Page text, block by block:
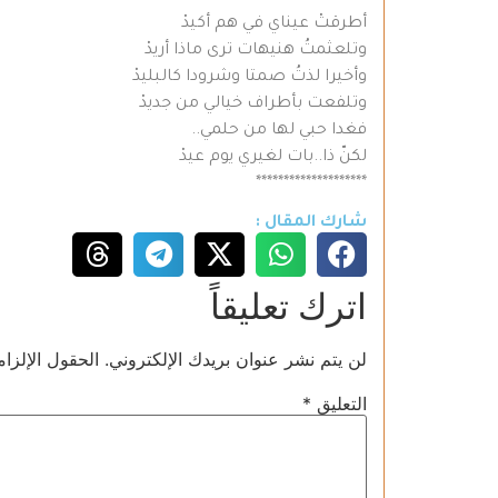
أطرقتْ عيناي في هم أكيدْ
وتلعثمتُ هنيهات ترى ماذا أريدْ
وأخيرا لذتُ صمتا وشرودا كالبليدْ
وتلفعت بأطراف خيالي من جديدْ
فغدا حبي لها من حلمي..
لكنّ ذا..بات لغيري يوم عيدْ
********************
شارك المقال :
اترك تعليقاً
لن يتم نشر عنوان بريدك الإلكتروني. الحقول
التعليق *